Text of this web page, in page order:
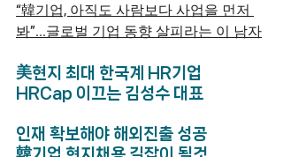
“韓기업, 아직도 사람보다 사업을 먼저
봐”...글로벌 기업 동향 살피라는 이 남자
美현지 최대 한국계 HR기업
HRCap 이끄는 김성수 대표
인재 확보해야 해외진출 성공